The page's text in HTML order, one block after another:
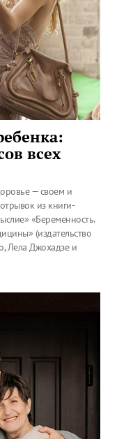
всех
— своем и
из книги-
«Беременность.
(издательство
Лела Джохадзе и